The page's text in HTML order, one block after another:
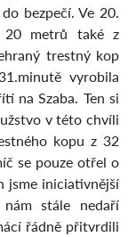
bezpečí. Ve 20.
20 metrů také z
trestný kop
vyrobila
na Szaba. Ten si
v této chvíli
kopu z 32
se pouze otřel o
jsme iniciativnější
stále nedaří
řádně přitvrdili